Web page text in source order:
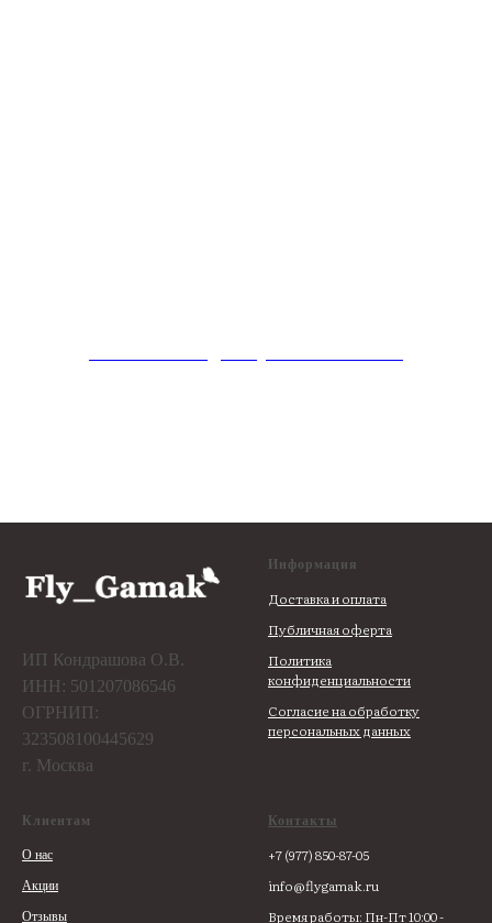
ИП Кондрашова О.В.
ИНН: 501207086546
ОГРНИП:
323508100445629
г. Москва
Информация
Доставка и оплата
Публичная оферта
Политика
конфиденциальности
Согласие на обработку
персональных данных
Клиентам
О нас
Акции
Отзывы
Контакты
+7 (977) 850-87-05
info@flygamak.ru
Время работы: Пн-Пт 10:00 -